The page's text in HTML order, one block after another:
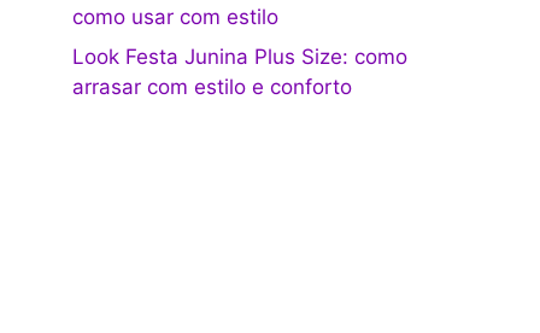
como usar com estilo
Look Festa Junina Plus Size: como
arrasar com estilo e conforto